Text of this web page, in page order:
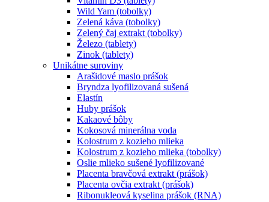
Wild Yam (tobolky)
Zelená káva (tobolky)
Zelený čaj extrakt (tobolky)
Železo (tablety)
Zinok (tablety)
Unikátne suroviny
Arašidové maslo prášok
Bryndza lyofilizovaná sušená
Elastín
Huby prášok
Kakaové bôby
Kokosová minerálna voda
Kolostrum z kozieho mlieka
Kolostrum z kozieho mlieka (tobolky)
Oslie mlieko sušené lyofilizované
Placenta bravčová extrakt (prášok)
Placenta ovčia extrakt (prášok)
Ribonukleová kyselina prášok (RNA)